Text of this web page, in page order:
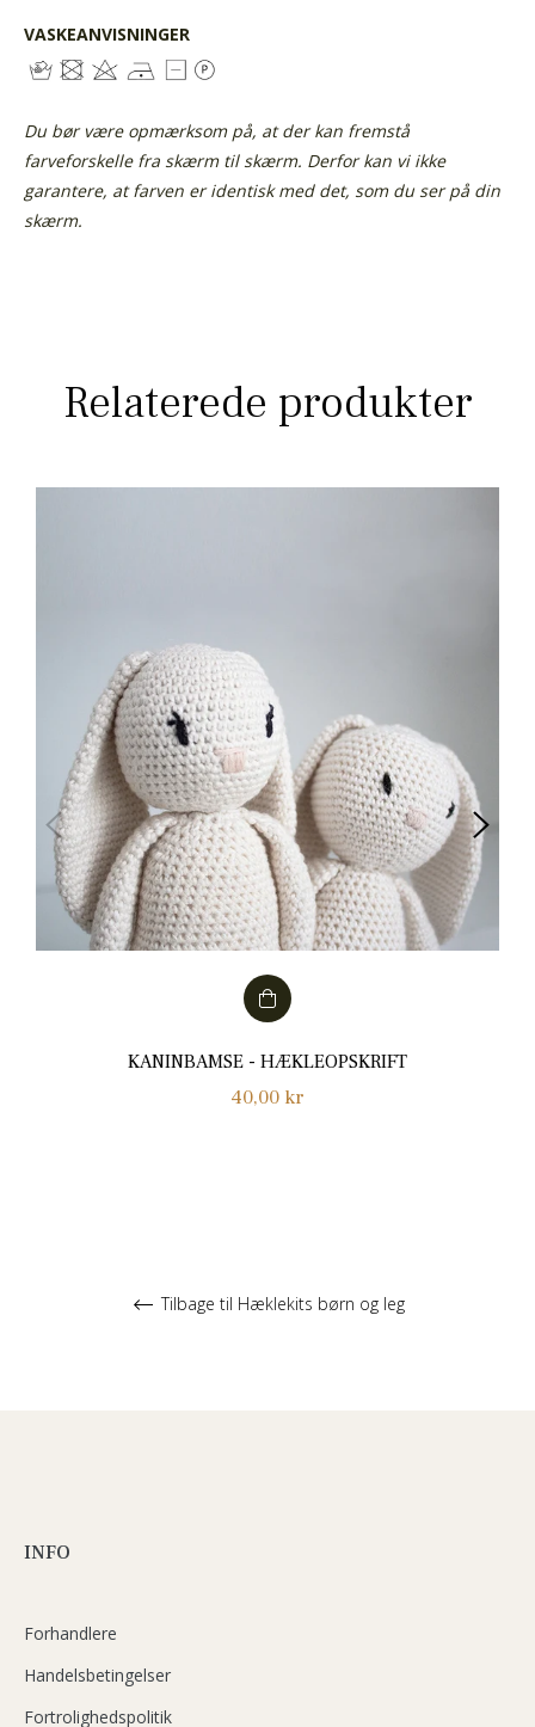
VASKEANVISNINGER
Du bør være opmærksom på, at der kan fremstå
farveforskelle fra skærm til skærm. Derfor kan vi ikke
garantere, at farven er identisk med det, som du ser på din
skærm.
Relaterede produkter
KANINBAMSE - HÆKLEOPSKRIFT
Normalpris
40,00 kr
Tilbage til Hæklekits børn og leg
INFO
Forhandlere
Handelsbetingelser
Fortrolighedspolitik